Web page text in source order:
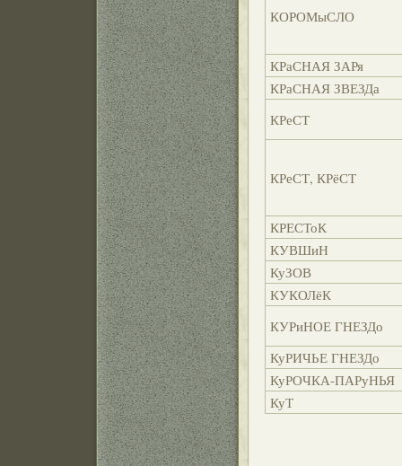
КОРОМыСЛО
КРаСНАЯ ЗАРя
КРаСНАЯ ЗВЕЗДа
КРеСТ
КРеСТ, КРёСТ
КРЕСТоК
КУВШиН
КуЗОВ
КУКОЛёК
КУРиНОЕ ГНЕЗДо
КуРИЧЬЕ ГНЕЗДо
КуРОЧКА-ПАРуНЬЯ
КуТ